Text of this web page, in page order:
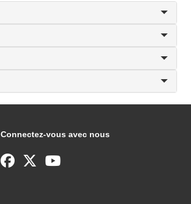
Connectez-vous avec nous